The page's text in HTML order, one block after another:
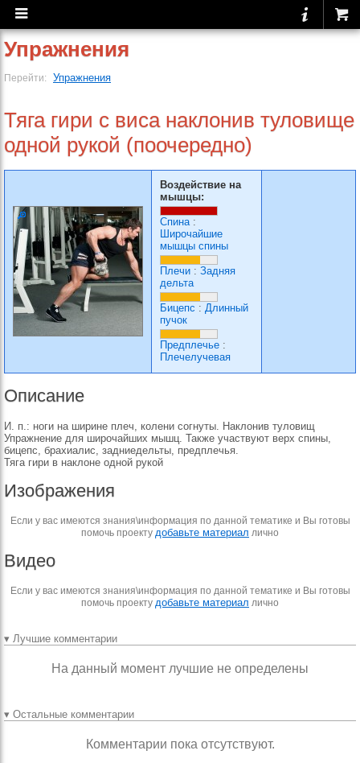
Упражнения
Перейти: Упражнения
Тяга гири с виса наклонив туловище
одной рукой (поочередно)
Воздействие на
мышцы:
Спина:
Широчайшие
мышцы спины
Плечи : Задняя
дельта
Бицепс : Длинный
пучок
Предплечье :
Плечелучевая
Описание
И. п.: ноги на ширине плеч, колени согнуты. Наклонив туловищ
Упражнение для широчайших мышц. Также участвуют верх спины,
бицепс, брахиалис, задниедельты, предплечья.
Тяга гири в наклоне одной рукой
Изображения
Если у вас имеются знания\информация по данной тематике и Вы готовы
помочь проекту добавьте материал лично
Видео
Если у вас имеются знания\информация по данной тематике и Вы готовы
помочь проекту добавьте материал лично
▾ Лучшие комментарии
На данный момент лучшие не определены
▾ Остальные комментарии
Комментарии пока отсутствуют.